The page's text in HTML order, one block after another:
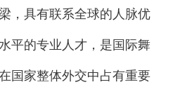
，具有联系全球的人脉优
平的专业人才，是国际舞
国家整体外交中占有重要